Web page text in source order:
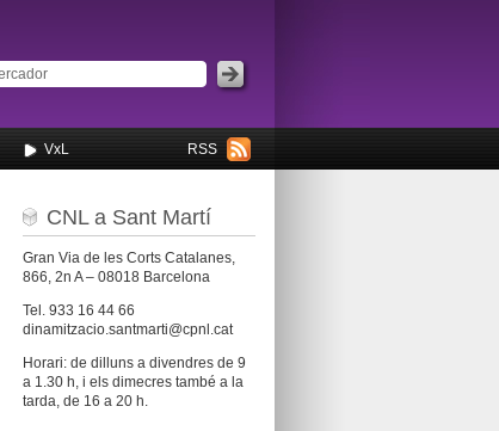
RSS
VxL
CNL a Sant Martí
Gran Via de les Corts Catalanes,
866, 2n A – 08018 Barcelona
Tel. 933 16 44 66
dinamitzacio.santmarti@cpnl.cat
Horari: de dilluns a divendres de 9
a 1.30 h, i els dimecres també a la
tarda, de 16 a 20 h.